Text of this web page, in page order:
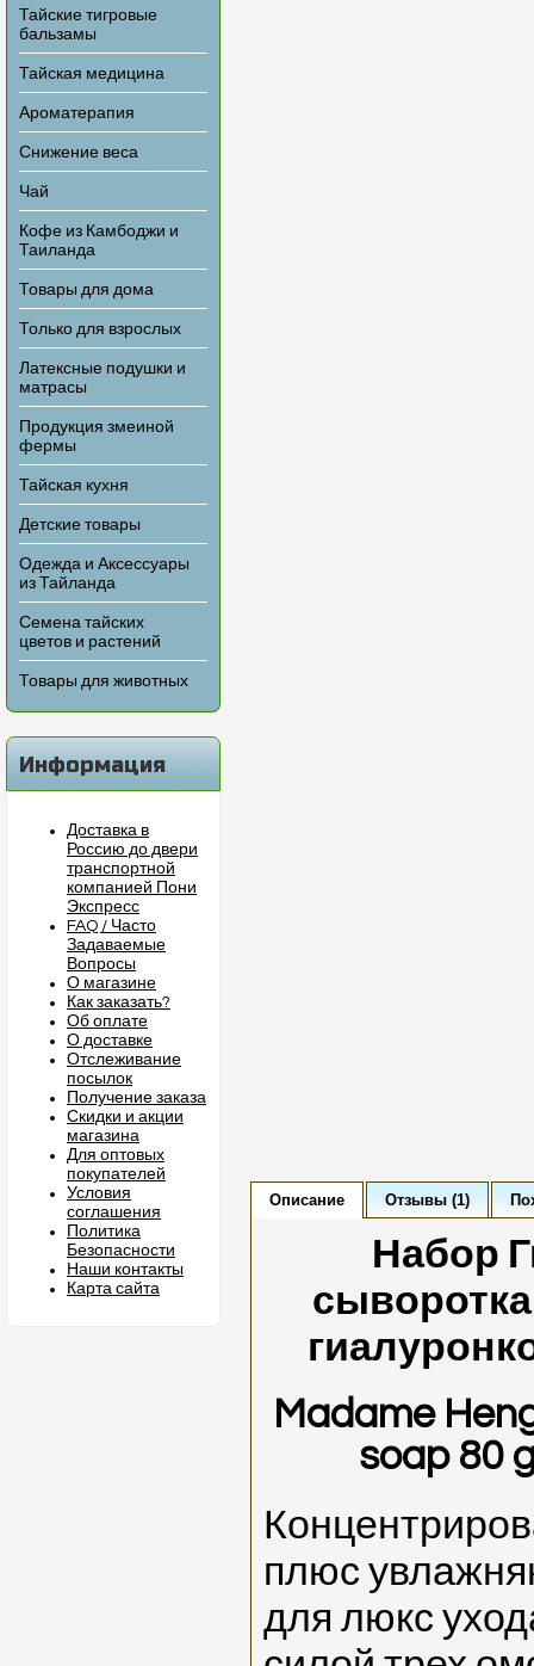
Тайские тигровые
бальзамы
Тайская медицина
Ароматерапия
Снижение веса
Чай
Кофе из Камбоджи и
Таиланда
Товары для дома
Только для взрослых
Латексные подушки и
матрасы
Продукция змеиной
фермы
Тайская кухня
Детские товары
Одежда и Аксессуары
из Тайланда
Семена тайских
цветов и растений
Товары для животных
Информация
Доставка в
Россию до двери
транспортной
компанией Пони
Экспресс
FAQ / Часто
Задаваемые
Вопросы
О магазине
Как заказать?
Об оплате
О доставке
Отслеживание
посылок
Получение заказа
Скидки и акции
магазина
Для оптовых
покупателей
Условия
соглашения
Политика
Безопасности
Наши контакты
Карта сайта
Описание Отзывы (1)
Набор
Madame
soap 80
плюс
для люкс